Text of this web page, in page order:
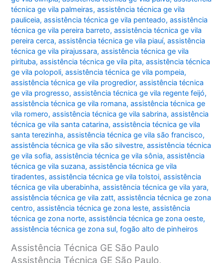
técnica ge vila palmeiras,assistência técnica ge vila
pauliceia,assistência técnica ge vila penteado,assistência
técnica ge vila pereira barreto,assistência técnica ge vila
pereira cerca,assistência técnica ge vila piauí,assistência
técnica ge vila pirajussara,assistência técnica ge vila
pirituba,assistência técnica ge vila pita,assistência técnica
ge vila polopoli,assistência técnica ge vila pompeia,
assistência técnica ge vila progredior,assistência técnica
ge vila progresso,assistência técnica ge vila regente feijó,
assistência técnica ge vila romana,assistência técnica ge
vila romero,assistência técnica ge vila sabrina,assistência
técnica ge vila santa catarina,assistência técnica ge vila
santa terezinha,assistência técnica ge vila são francisco,
assistência técnica ge vila são silvestre,assistência técnica
ge vila sofia,assistência técnica ge vila sônia,assistência
técnica ge vila suzana,assistência técnica ge vila
tiradentes,assistência técnica ge vila tolstoi,assistência
técnica ge vila uberabinha,assistência técnica ge vila yara,
assistência técnica ge vila zatt,assistência técnica ge zona
centro,assistência técnica ge zona leste,assistência
técnica ge zona norte,assistência técnica ge zona oeste,
assistência técnica ge zona sul,fogão alto de pinheiros
Assistência Técnica GE São Paulo
Assistência Técnica GE São Paulo,